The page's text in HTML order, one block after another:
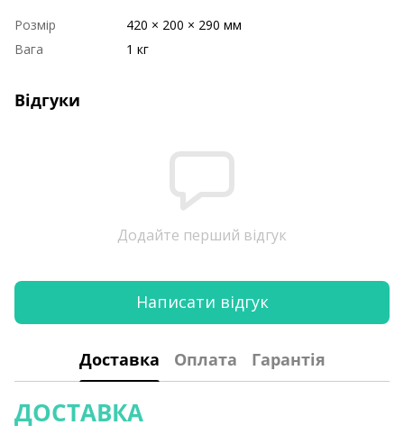
Розмір
420 × 200 × 290 мм
Вага
1 кг
Відгуки
Додайте перший відгук
Написати відгук
Доставка Оплата Гарантія
ДОСТАВКА